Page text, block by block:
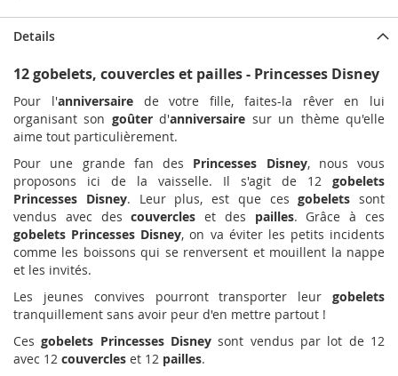
Details
12 gobelets, couvercles et pailles - Princesses Disney
Pour l'anniversairede votre fille, faites-la rêver en lui
organisant son goûterd'anniversaire sur un thème qu'elle
aime tout particulièrement.
Pour une grande fan des Princesses Disney, nous vous
proposons ici de la vaisselle. Il s'agit de 12 gobelets
Princesses Disney. Leur plus, est que cesgobelets sont
vendus avec descouvercleset des pailles. Grâce à ces
gobelets Princesses Disney, on va éviter les petits incidents
comme les boissons qui se renversent et mouillent la nappe
et les invités.
Les jeunes convives pourront transporter leur gobelets
tranquillement sans avoir peur d'en mettre partout !
Cesgobelets Princesses Disneysont vendus par lot de 12
avec 12 couvercles et 12 pailles.